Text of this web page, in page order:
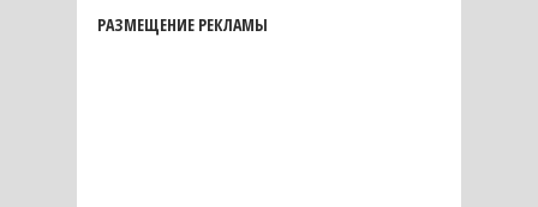
РАЗМЕЩЕНИЕ РЕКЛАМЫ